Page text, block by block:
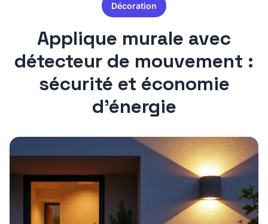
Décoration
Applique murale avec
détecteur de mouvement :
sécurité et économie
d’énergie